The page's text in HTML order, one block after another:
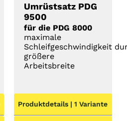
Umrüstsatz PDG
9500
für die PDG 8000
maximale
Schleifgeschwindigkeit
größere
Arbeitsbreite
Produktdetails | 1 Variante